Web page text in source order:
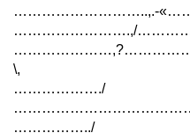
………………………..,.-
…………………….,/
\,
………………./
……………../